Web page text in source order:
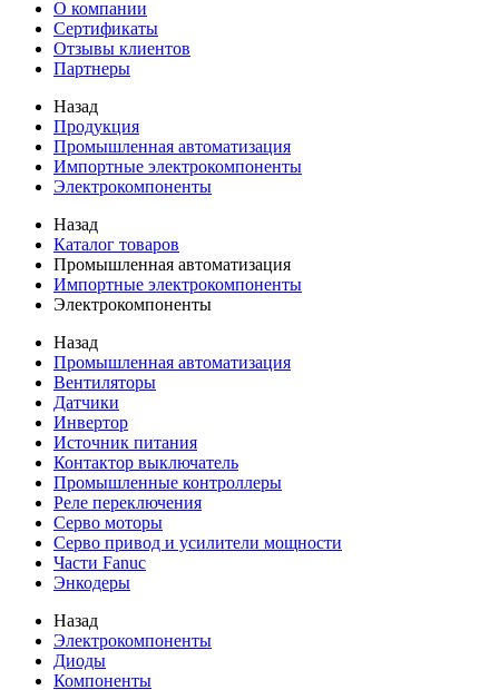
О компании
Сертификаты
Отзывы клиентов
Партнеры
Назад
Продукция
Промышленная автоматизация
Импортные электрокомпоненты
Электрокомпоненты
Назад
Каталог товаров
Промышленная автоматизация
Импортные электрокомпоненты
Электрокомпоненты
Назад
Промышленная автоматизация
Вентиляторы
Датчики
Инвертор
Источник питания
Контактор выключатель
Промышленные контроллеры
Реле переключения
Серво моторы
Серво привод и усилители мощности
Части Fanuc
Энкодеры
Назад
Электрокомпоненты
Диоды
Компоненты